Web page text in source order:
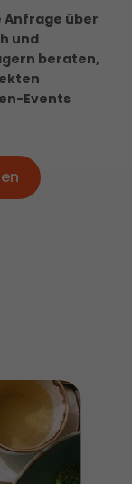
Anfrage über
und
beraten,
Events